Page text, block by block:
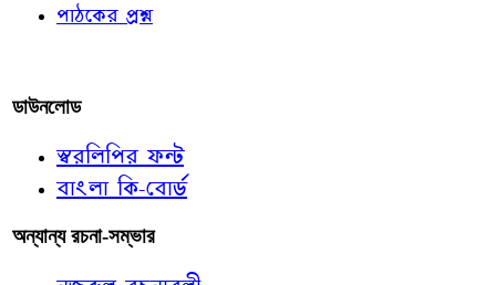
পাঠকের প্রশ্ন
ডাউনলোড
স্বরলিপির ফন্ট
বাংলা কি-বোর্ড
অন্যান্য রচনা-সম্ভার